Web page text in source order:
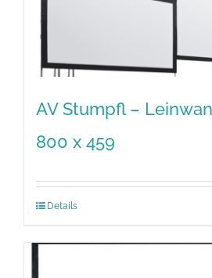
AV Stumpfl –
800 x 459
Details